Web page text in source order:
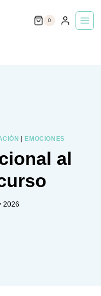
0
EMOCIONES
al
2026